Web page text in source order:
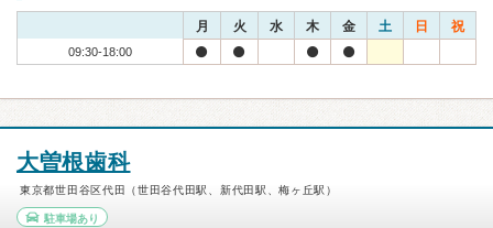
月 火 水 木 金 土 日 祝
09:30-18:00
大曽根歯科
東京都世田谷区代田（世田谷代田駅、新代田駅、梅ヶ丘駅）
駐車場あり